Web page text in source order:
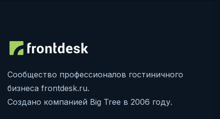
Сообщество профессионалов гостиничного
бизнеса frontdesk.ru.
Создано компанией Big Tree в 2006 году.